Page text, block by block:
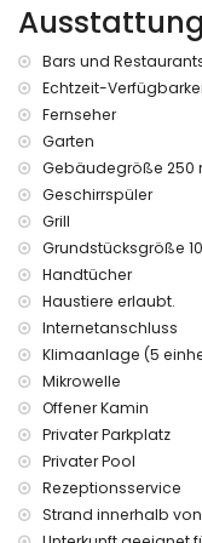
der Villa)
Haustiere erlaubt
Die Unterkunft ist
Internet (WiFi)
Bügeleisen und-
Rezeptionsdienst
Klimaanlage
Dienstleistungen
Bettwäsche und
extra Bett und
Bars und
Echtzeit-
Fernseher
Garten
Gebäudegröße 250
Geschirrspüler
Grill
Grundstücksgröße
Handtücher
Haustiere erlaubt.
Internetanschluss
Klimaanlage (5
Mikrowelle
Offener Kamin
Privater Parkplatz
Privater Pool
Rezeptionsservice
Strand innerhalb